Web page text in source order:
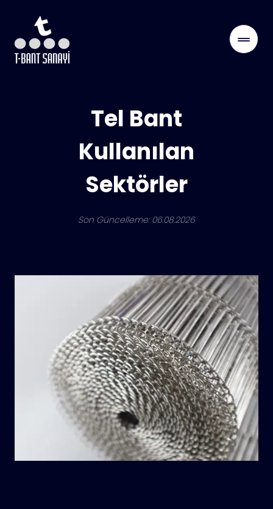
Tel Bant
Kullanılan
Sektörler
Son Güncelleme: 06.08.2026